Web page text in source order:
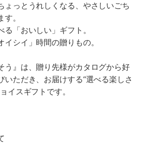
ょっとうれしくなる、やさしいごち
。
る「おいしい」ギフト。
イシイ」時間の贈りもの。
う』は、贈り先様がカタログから好
いただき、お届けする“選べる楽しさ
イスギフトです。